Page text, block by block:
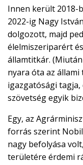
Innen került 2018-
2022-ig Nagy
dolgozott, majd
élelmiszeriparért
államtitkár.
nyara óta az
igazgatósági
szövetség egyik
Egy, az
forrás szerint
nagy befolyása
területére érdemi